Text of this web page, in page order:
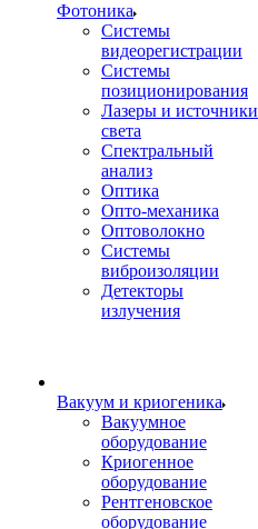
Фотоника
Cистемы
видеорегистрации
Системы
позиционирования
Лазеры и источники
света
Спектральный
анализ
Оптика
Опто-механика
Оптоволокно
Системы
виброизоляции
Детекторы
излучения
Вакуум и криогеника
Вакуумное
оборудование
Криогенное
оборудование
Рентгеновское
оборудование